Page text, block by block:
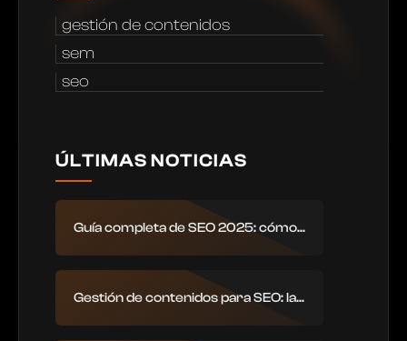
gestión de contenidos
sem
seo
ÚLTIMAS NOTICIAS
Guía completa de SEO 2025: cómo...
Gestión de contenidos para SEO: la...